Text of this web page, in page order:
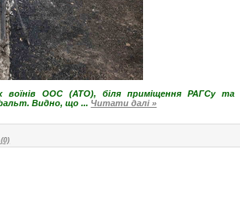
воїнів ООС (АТО), біля приміщення РАГСу та
Видно, що... Читати далі »